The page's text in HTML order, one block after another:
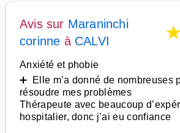
Avis sur Maraninchi
corinne à CALVI
Anxiété et phobie
➕ Elle m’a donné de nombreuses
résoudre mes problèmes
Thérapeute avec beaucoup
hospitalier, donc j’ai eu confiance